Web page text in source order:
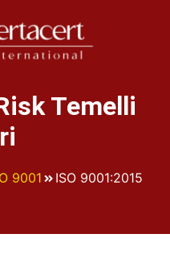
Temelli
9001
ISO 9001:2015